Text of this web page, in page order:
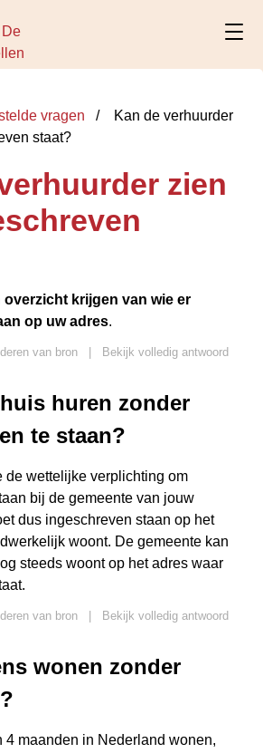
vragen
Kan de verhuurder
staat?
zien
overzicht krijgen van wie er
op uw adres.
van bron
Bekijk volledig antwoord
huren zonder
te staan?
de wettelijke verplichting om
bij de gemeente van jouw
dus ingeschreven staan op het
woont. De gemeente kan
steeds woont op het adres waar
van bron
Bekijk volledig antwoord
wonen zonder
4 maanden in Nederland wonen,